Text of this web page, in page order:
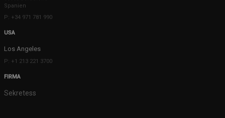
Spanien
P: +34 971 781 990
USA
Los Angeles
P: +1 213 221 3700
FIRMA
Sekretess